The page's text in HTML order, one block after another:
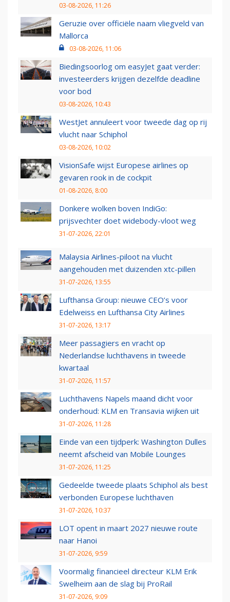
03-08-2026, 11:26
Geruzie over officiële naam vliegveld van
Mallorca
03-08-2026, 11:06
Biedingsoorlog om easyJet gaat verder:
investeerders krijgen dezelfde deadline
voor bod
03-08-2026, 10:43
WestJet annuleert voor tweede dag op rij
vlucht naar Schiphol
03-08-2026, 10:02
VisionSafe wijst Europese airlines op
gevaren rook in de cockpit
01-08-2026, 8:00
Donkere wolken boven IndiGo:
prijsvechter doet widebody-vloot weg
31-07-2026, 22:01
Malaysia Airlines-piloot na vlucht
aangehouden met duizenden xtc-pillen
31-07-2026, 13:55
Lufthansa Group: nieuwe CEO’s voor
Edelweiss en Lufthansa City Airlines
31-07-2026, 13:17
Meer passagiers en vracht op
Nederlandse luchthavens in tweede
kwartaal
31-07-2026, 11:57
Luchthavens Napels maand dicht voor
onderhoud: KLM en Transavia wijken uit
31-07-2026, 11:28
Einde van een tijdperk: Washington Dulles
neemt afscheid van Mobile Lounges
31-07-2026, 11:25
Gedeelde tweede plaats Schiphol als best
verbonden Europese luchthaven
31-07-2026, 10:37
LOT opent in maart 2027 nieuwe route
naar Hanoi
31-07-2026, 9:59
Voormalig financieel directeur KLM Erik
Swelheim aan de slag bij ProRail
31-07-2026, 9:09